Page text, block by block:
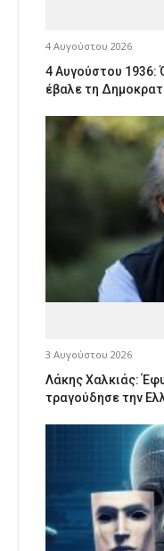
4 Αυγούστου 2026
4 Αυγούστου 1936:
έβαλε τη
3 Αυγούστου 2026
Λάκης Χαλκιάς:
τραγούδησε την